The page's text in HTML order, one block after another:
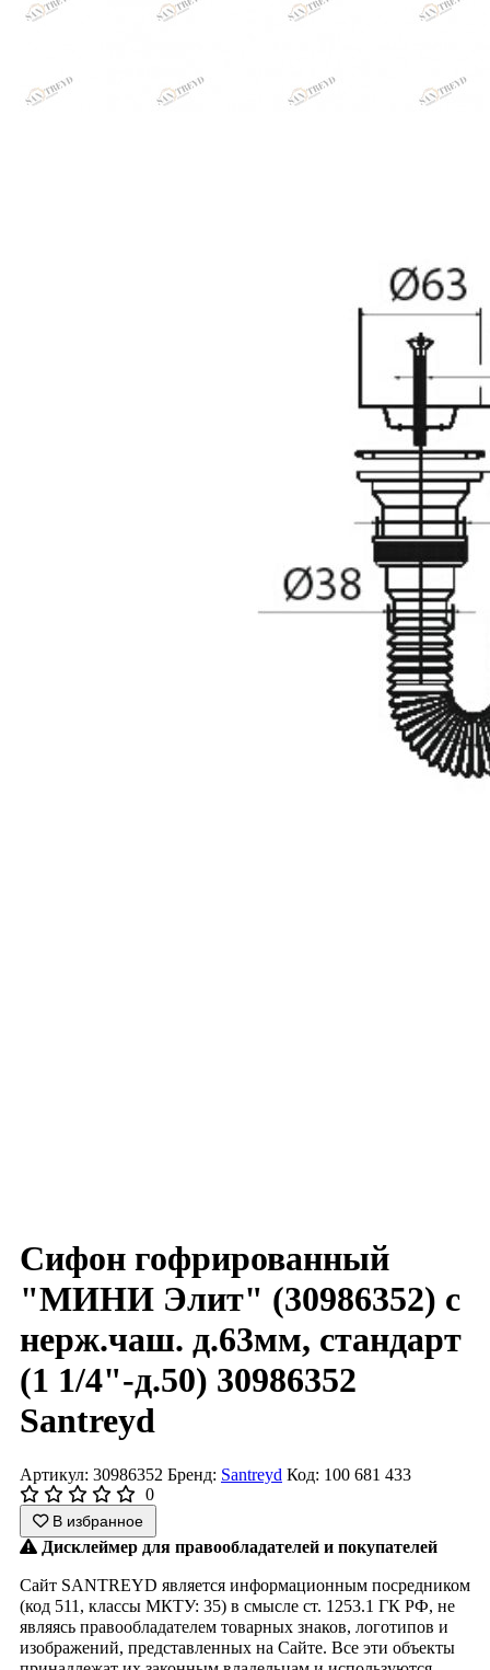
Сифон гофрированный
"МИНИ Элит" (30986352) с
нерж.чаш. д.63мм, стандарт
(1 1/4"-д.50) 30986352
Santreyd
Артикул: 30986352 Бренд: Santreyd Код: 100 681 433
0
В избранное
Дисклеймер для правообладателей и покупателей
Сайт SANTREYD является информационным посредником
(код 511, классы МКТУ: 35) в смысле ст. 1253.1 ГК РФ, не
являясь правообладателем товарных знаков, логотипов и
изображений, представленных на Сайте. Все эти объекты